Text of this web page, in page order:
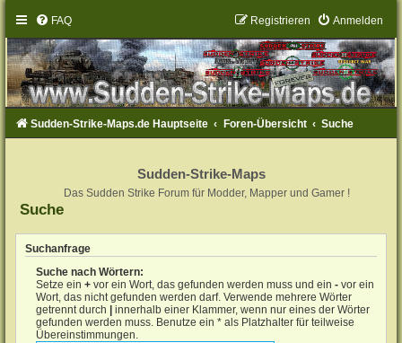
FAQ Anmelden
Registrieren
Sudden-Strike-Maps.de Hauptseite Foren-Übersicht Suche
Sudden-Strike-Maps
Das Sudden Strike Forum für Modder, Mapper und Gamer !
Suche
Suchanfrage
Suche nach Wörtern:
Setze ein+ vor ein Wort, das gefunden werden muss und ein- vor ein
Wort, das nicht gefunden werden darf. Verwende mehrere Wörter
getrennt durch
innerhalb einer Klammer, wenn nur eines der Wörter
gefunden werden muss. Benutze ein * als Platzhalter für teilweise
Übereinstimmungen.